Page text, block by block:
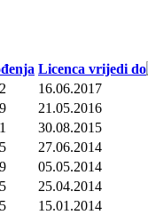
Licenca vrijedi do
16.06.2017
21.05.2016
30.08.2015
27.06.2014
05.05.2014
25.04.2014
15.01.2014